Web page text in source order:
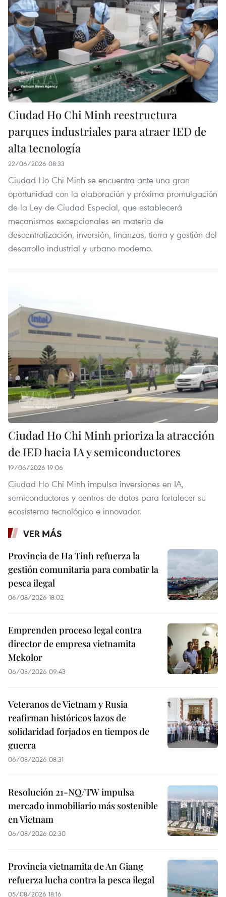
Ciudad Ho Chi Minh reestructura
parques industriales para atraer IED de
alta tecnología
22/06/2026 08:33
Ciudad Ho Chi Minh se encuentra ante una gran
oportunidad con la elaboración y próxima promulgación
de la Ley de Ciudad Especial, que establecerá
mecanismos excepcionales en materia de
descentralización, inversión, finanzas, tierra y gestión del
desarrollo industrial y urbano moderno.
Ciudad Ho Chi Minh prioriza la atracción
de IED hacia IA y semiconductores
19/06/2026 19:06
Ciudad Ho Chi Minh impulsa inversiones en IA,
semiconductores y centros de datos para fortalecer su
ecosistema tecnológico e innovador.
VER MÁS
Provincia de Ha Tinh refuerza la
gestión comunitaria para combatir la
pesca ilegal
06/08/2026 18:02
Emprenden proceso legal contra
director de empresa vietnamita
Mekolor
06/08/2026 09:43
Veteranos de Vietnam y Rusia
reafirman históricos lazos de
solidaridad forjados en tiempos de
guerra
06/08/2026 08:31
Resolución 21-NQ/TW impulsa
mercado inmobiliario más sostenible
en Vietnam
06/08/2026 02:30
Provincia vietnamita de An Giang
refuerza lucha contra la pesca ilegal
05/08/2026 18:16